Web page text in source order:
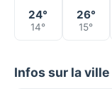
24°
14°
26°
15°
Infos sur la ville